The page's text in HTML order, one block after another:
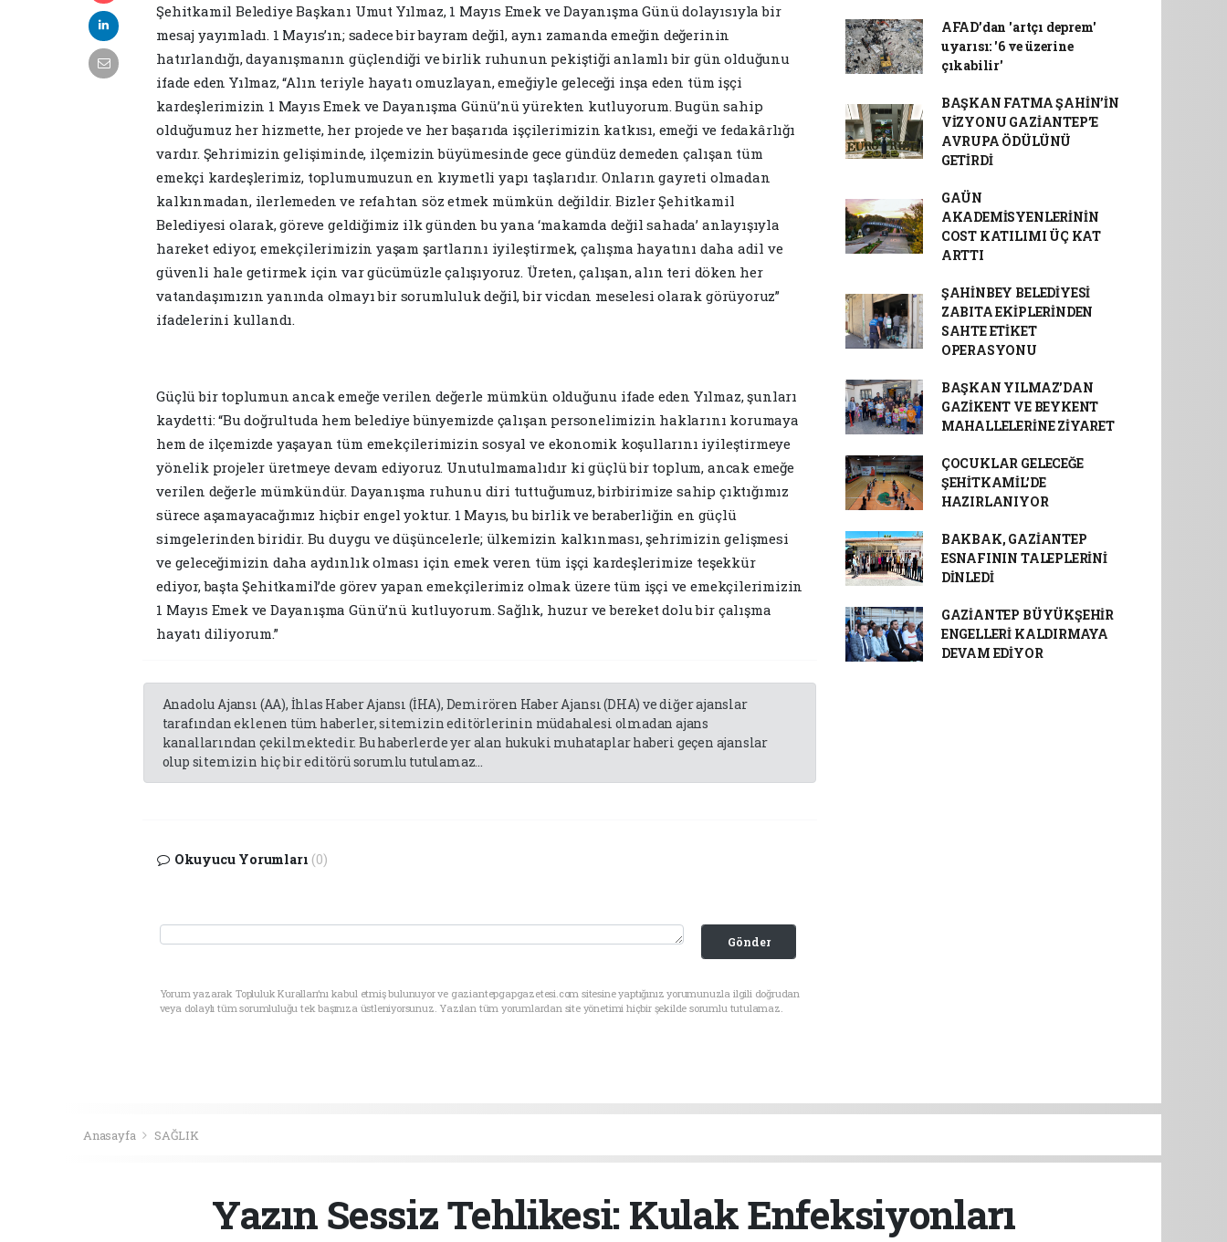
Şehitkamil Belediye Başkanı Umut Yılmaz, 1 Mayıs Emek ve Dayanışma Günü dolayısıyla bir
mesaj yayımladı. 1 Mayıs’ın; sadece bir bayram değil, aynı zamanda emeğin değerinin
hatırlandığı, dayanışmanın güçlendiği ve birlik ruhunun pekiştiği anlamlı bir gün olduğunu
ifade eden Yılmaz, “Alın teriyle hayatı omuzlayan, emeğiyle geleceği inşa eden tüm işçi
kardeşlerimizin 1 Mayıs Emek ve Dayanışma Günü’nü yürekten kutluyorum. Bugün sahip
olduğumuz her hizmette, her projede ve her başarıda işçilerimizin katkısı, emeği ve fedakârlığı
vardır. Şehrimizin gelişiminde, ilçemizin büyümesinde gece gündüz demeden çalışan tüm
emekçi kardeşlerimiz, toplumumuzun en kıymetli yapı taşlarıdır. Onların gayreti olmadan
kalkınmadan, ilerlemeden ve refahtan söz etmek mümkün değildir. Bizler Şehitkamil
Belediyesi olarak, göreve geldiğimiz ilk günden bu yana ‘makamda değil sahada’ anlayışıyla
hareket ediyor, emekçilerimizin yaşam şartlarını iyileştirmek, çalışma hayatını daha adil ve
güvenli hale getirmek için var gücümüzle çalışıyoruz. Üreten, çalışan, alın teri döken her
vatandaşımızın yanında olmayı bir sorumluluk değil, bir vicdan meselesi olarak görüyoruz”
ifadelerini kullandı.
Güçlü bir toplumun ancak emeğe verilen değerle mümkün olduğunu ifade eden Yılmaz, şunları
kaydetti: “Bu doğrultuda hem belediye bünyemizde çalışan personelimizin haklarını korumaya
hem de ilçemizde yaşayan tüm emekçilerimizin sosyal ve ekonomik koşullarını iyileştirmeye
yönelik projeler üretmeye devam ediyoruz. Unutulmamalıdır ki güçlü bir toplum, ancak emeğe
verilen değerle mümkündür. Dayanışma ruhunu diri tuttuğumuz, birbirimize sahip çıktığımız
sürece aşamayacağımız hiçbir engel yoktur. 1 Mayıs, bu birlik ve beraberliğin en güçlü
simgelerinden biridir. Bu duygu ve düşüncelerle; ülkemizin kalkınması, şehrimizin gelişmesi
ve geleceğimizin daha aydınlık olması için emek veren tüm işçi kardeşlerimize teşekkür
ediyor, başta Şehitkamil’de görev yapan emekçilerimiz olmak üzere tüm işçi ve emekçilerimizin
1 Mayıs Emek ve Dayanışma Günü’nü kutluyorum. Sağlık, huzur ve bereket dolu bir çalışma
hayatı diliyorum.”
Anadolu Ajansı (AA), İhlas Haber Ajansı (İHA), Demirören Haber Ajansı (DHA) ve diğer ajanslar
tarafından eklenen tüm haberler, sitemizin editörlerinin müdahalesi olmadan ajans
kanallarından çekilmektedir. Bu haberlerde yer alan hukuki muhataplar haberi geçen ajanslar
olup sitemizin hiç bir editörü sorumlu tutulamaz...
Okuyucu Yorumları (0)
Gönder
Yorum yazarak Topluluk Kuralları’nı kabul etmiş bulunuyor ve gaziantepgapgazetesi.com sitesine yaptığınız yorumunuzla ilgili doğrudan
veya dolaylı tüm sorumluluğu tek başınıza üstleniyorsunuz. Yazılan tüm yorumlardan site yönetimi hiçbir şekilde sorumlu tutulamaz.
AFAD’dan 'artçı deprem'
uyarısı: '6 ve üzerine
çıkabilir'
BAŞKAN FATMA ŞAHİN’İN
VİZYONU GAZİANTEP’E
AVRUPA ÖDÜLÜNÜ
GETİRDİ
GAÜN
AKADEMİSYENLERİNİN
COST KATILIMI ÜÇ KAT
ARTTI
ŞAHİNBEY BELEDİYESİ
ZABITA EKİPLERİNDEN
SAHTE ETİKET
OPERASYONU
BAŞKAN YILMAZ’DAN
GAZİKENT VE BEYKENT
MAHALLELERİNE ZİYARET
ÇOCUKLAR GELECEĞE
ŞEHİTKAMİL’DE
HAZIRLANIYOR
BAKBAK, GAZİANTEP
ESNAFININ TALEPLERİNİ
DİNLEDİ
GAZİANTEP BÜYÜKŞEHİR
ENGELLERİ KALDIRMAYA
DEVAM EDİYOR
Anasayfa SAĞLIK
Yazın Sessiz Tehlikesi: Kulak Enfeksiyonları